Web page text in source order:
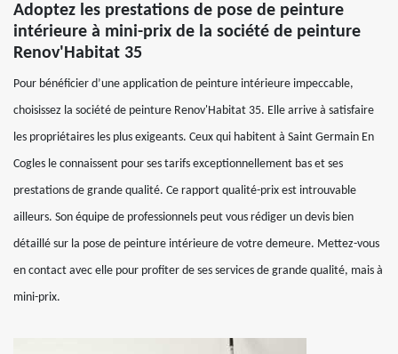
Adoptez les prestations de pose de peinture
intérieure à mini-prix de la société de peinture
Renov'Habitat 35
Pour bénéficier d’une application de peinture intérieure impeccable,
choisissez la société de peinture Renov'Habitat 35. Elle arrive à satisfaire
les propriétaires les plus exigeants. Ceux qui habitent à Saint Germain En
Cogles le connaissent pour ses tarifs exceptionnellement bas et ses
prestations de grande qualité. Ce rapport qualité-prix est introuvable
ailleurs. Son équipe de professionnels peut vous rédiger un devis bien
détaillé sur la pose de peinture intérieure de votre demeure. Mettez-vous
en contact avec elle pour profiter de ses services de grande qualité, mais à
mini-prix.